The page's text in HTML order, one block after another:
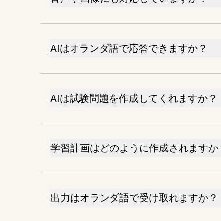
AIはオランダ語で応答できますか？
AIは試験問題を作成してくれますか？
学習計画はどのように作成されますか
出力はオランダ語で受け取れますか？